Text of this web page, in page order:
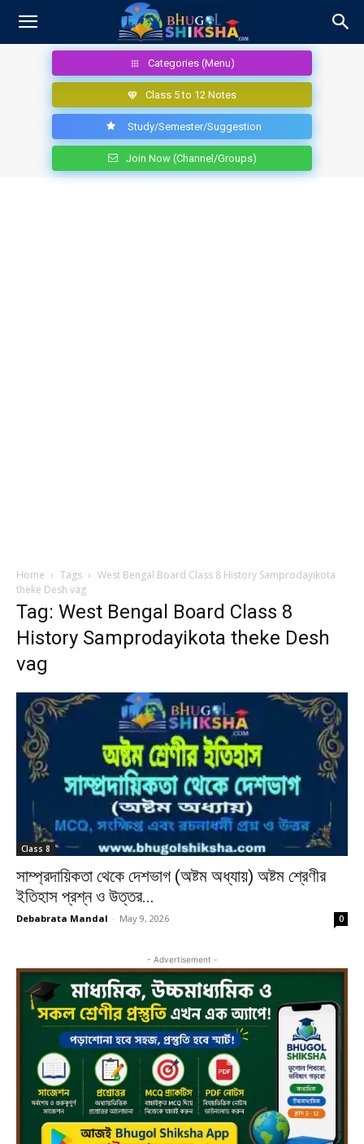
Categories (Menu)
Class 5 to 12 Notes
Study/Semester/Suggestion
Join Now (Channel/Groups)
Home Tags
West Bengal Board Class 8 History Samprodayikota
theke Desh vag
Tag: West Bengal Board Class 8
History Samprodayikota theke Desh
vag
Class 8
সাম্প্রদায়িকতা থেকে দেশভাগ (অষ্টম অধ্যায়) অষ্টম শ্রেণীর
ইতিহাস প্রশ্ন ও উত্তর...
Debabrata Mandal - May 9, 2026 0
- Advertisement -